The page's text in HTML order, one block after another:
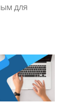
для